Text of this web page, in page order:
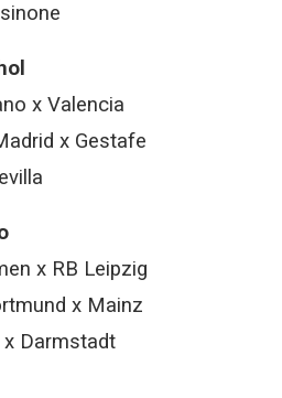
x Valencia
x Gestafe
x RB Leipzig
x Mainz
Darmstadt